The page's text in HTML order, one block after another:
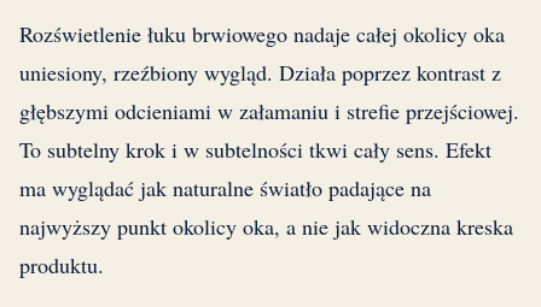
Rozświetlenie łuku brwiowego nadaje całej okolicy oka
uniesiony, rzeźbiony wygląd. Działa poprzez kontrast z
głębszymi odcieniami w załamaniu i strefie przejściowej.
To subtelny krok i w subtelności tkwi cały sens. Efekt
ma wyglądać jak naturalne światło padające na
najwyższy punkt okolicy oka, a nie jak widoczna kreska
produktu.